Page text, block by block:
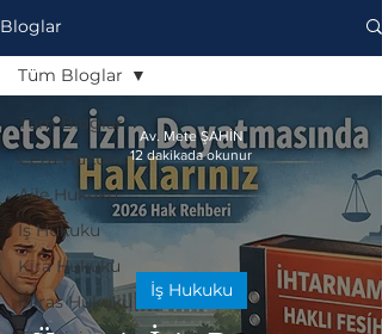
Bloglar
Tüm Bloglar
Ceza Hukuku
Aile Hukuku
İş Hukuku
Kira Hukuku
Miras Hukuku
Tüm Bloglar
İş Hukuku
Av. Mete ŞAHİN
12 dakikada okunur